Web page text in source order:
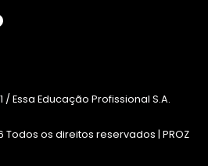
/ Essa Educação Profissional S.A.
Todos os direitos reservados | PROZ